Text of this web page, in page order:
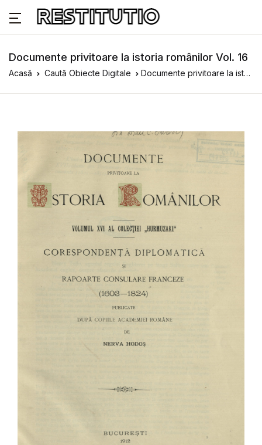
Documente privitoare la istoria românilor Vol. 16
Acasă Caută Obiecte Digitale Documente privitoare la istoria românilor Vol. 16